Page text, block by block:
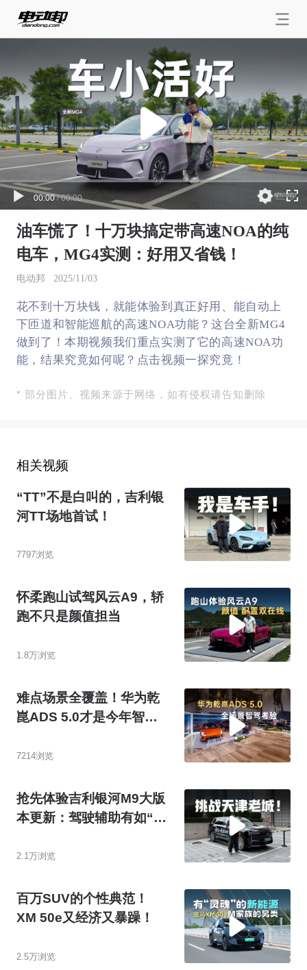
00:00 / 00:00
油车慌了！十万块搞定带高速NOA的纯
电车，MG4实测：好用又省钱！
电动邦 2025/11/03
花不到十万块钱，就能体验到真正好用、能自动上
下匝道和智能巡航的高速NOA功能？这台全新MG4
做到了！本期视频我们重点实测了它的高速NOA功
能，结果究竟如何呢？点击视频一探究竟！
* 部分图片、视频来源于网络，如有侵权请告知删除
相关视频
“TT”不是白叫的，吉利银
河TT场地首试！
7797浏览
怀柔跑山试驾风云A9，轿
跑不只是颜值担当
1.8万浏览
难点场景全覆盖！华为乾
崑ADS 5.0才是今年智驾
7214浏览
抢先体验吉利银河M9大版
本更新：驾驶辅助有如“穿
2.1万浏览
百万SUV的个性典范！
XM 50e又经济又暴躁！
2.5万浏览